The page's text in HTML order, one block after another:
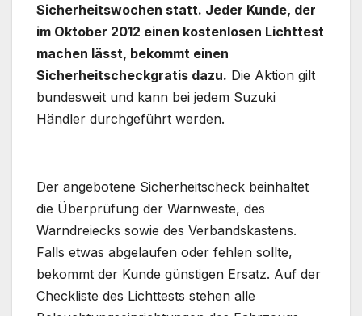
Sicherheitswochen statt. Jeder Kunde, der
im Oktober 2012 einen kostenlosen Lichttest
machen lässt, bekommt einen
Sicherheitscheckgratis dazu. Die Aktion gilt
bundesweit und kann bei jedem Suzuki
Händler durchgeführt werden.
Der angebotene Sicherheitscheck beinhaltet
die Überprüfung der Warnweste, des
Warndreiecks sowie des Verbandskastens.
Falls etwas abgelaufen oder fehlen sollte,
bekommt der Kunde günstigen Ersatz. Auf der
Checkliste des Lichttests stehen alle